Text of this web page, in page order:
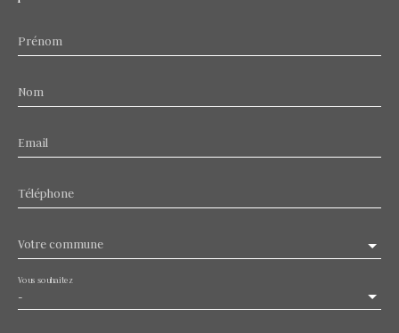
Prénom
Nom
Email
Téléphone
Votre commune
-
Vous souhaitez